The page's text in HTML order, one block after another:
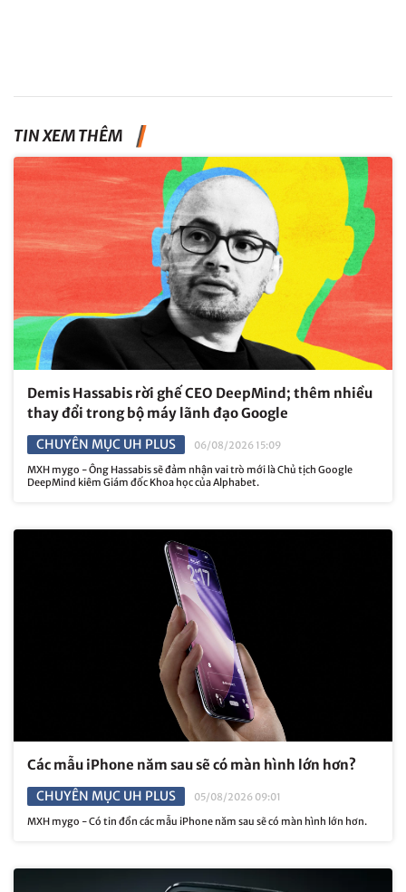
TIN XEM THÊM
Demis Hassabis rời ghế CEO DeepMind; thêm nhiều
thay đổi trong bộ máy lãnh đạo Google
CHUYÊN MỤC UH PLUS
06/08/2026 15:09
MXH mygo - Ông Hassabis sẽ đảm nhận vai trò mới là Chủ tịch Google
DeepMind kiêm Giám đốc Khoa học của Alphabet.
Các mẫu iPhone năm sau sẽ có màn hình lớn hơn?
CHUYÊN MỤC UH PLUS
05/08/2026 09:01
MXH mygo - Có tin đồn các mẫu iPhone năm sau sẽ có màn hình lớn hơn.